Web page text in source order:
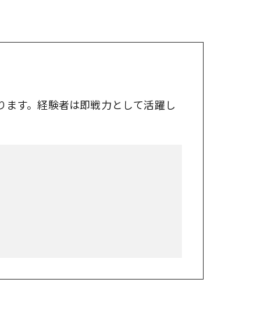
す。経験者は即戦力として活躍し